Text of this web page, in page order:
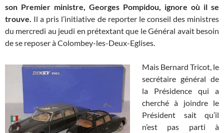
son Premier ministre, Georges Pompidou, ignore où il se
trouve. Il a pris l’initiative de reporter le conseil des ministres
du mercredi au jeudi en prétextant que le Général avait besoin
de se reposer à Colombey-les-Deux-Eglises.
Mais Bernard Tricot, le
secrétaire général de
la Présidence qui a
cherché à joindre le
Président sait qu’il
n’est pas parti à